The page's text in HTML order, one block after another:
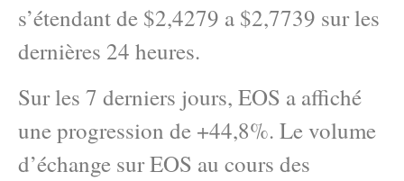
s’étendant de $2,4279 a $2,7739 sur les
dernières 24 heures.
Sur les 7 derniers jours, EOS a affiché
une progression de +44,8%. Le volume
d’échange sur EOS au cours des